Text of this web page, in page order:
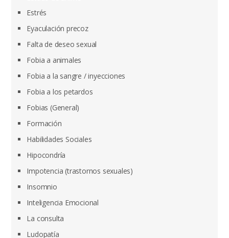
Estrés
Eyaculación precoz
Falta de deseo sexual
Fobia a animales
Fobia a la sangre / inyecciones
Fobia a los petardos
Fobias (General)
Formación
Habilidades Sociales
Hipocondría
Impotencia (trastornos sexuales)
Insomnio
Inteligencia Emocional
La consulta
Ludopatía